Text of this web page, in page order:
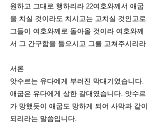
원하고 그대로 행하리라 22여호와께서 애굽
을 치실 것이라도 치시고는 고치실 것인고로
그들이 여호와께로 돌아올 것이라 여호와께
서 그 간구함을 들으시고 그를 고쳐주시리라
서론
앗수르는 유다에게 부러진 막대기였습니다.
애굽은 유다에게 상한 갈대였습니다. 앗수르
가 망했듯이 애굽도 망하게 되어 사막과 같이
되리라는 말씀입니다.